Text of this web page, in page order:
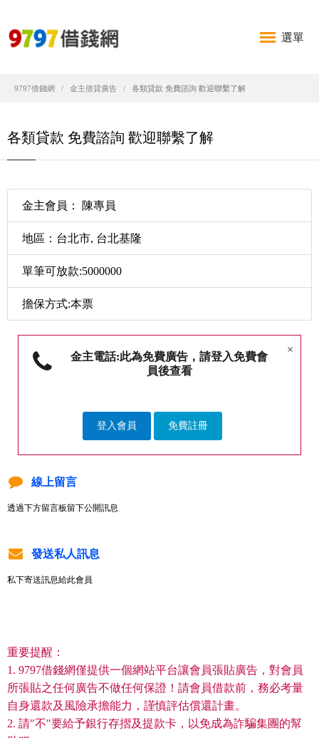
選單
9797借錢網 金主借貸廣告 各類貸款 免費諮詢 歡迎聯繫了解
各類貸款 免費諮詢 歡迎聯繫了解
金主會員： 陳專員
地區：台北市, 台北基隆
單筆可放款:5000000
擔保方式:本票
×
金主電話:此為免費廣告，請登入免費會
員後查看
登入會員 免費註冊
線上留言
透過下方留言板留下公開訊息
發送私人訊息
私下寄送訊息給此會員
重要提醒：
1. 9797借錢網僅提供一個網站平台讓會員張貼廣告，對會員
所張貼之任何廣告不做任何保證！請會員借款前，務必考量
自身還款及風險承擔能力，謹慎評估償還計畫。
2. 請"不"要給予銀行存摺及提款卡，以免成為詐騙集團的幫